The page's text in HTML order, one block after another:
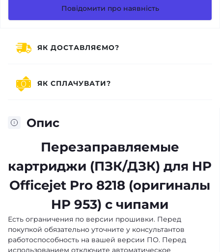
Повідомити про наявність
Опис
Перезаправляемые
картриджи (ПЗК/ДЗК) для HP
Officejet Pro 8218 (оригиналы
HP 953) с чипами
Есть ограничения по версии прошивки. Перед
покупкой обязательно уточните у консультантов
работоспособность на вашей версии ПО. Перед
использованием отключите автоматическое
ЯК ДОСТАВЛЯЄМО?
ЯК СПЛАЧУВАТИ?